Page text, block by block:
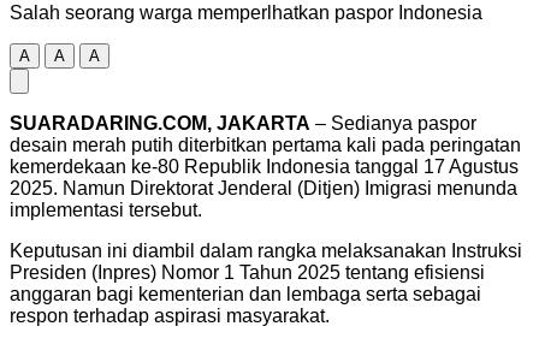
Salah seorang warga memperlhatkan paspor Indonesia
A A A
SUARADARING.COM, JAKARTA – Sedianya paspor
desain merah putih diterbitkan pertama kali pada peringatan
kemerdekaan ke-80 Republik Indonesia tanggal 17 Agustus
2025. Namun Direktorat Jenderal (Ditjen) Imigrasi menunda
implementasi tersebut.
Keputusan ini diambil dalam rangka melaksanakan Instruksi
Presiden (Inpres) Nomor 1 Tahun 2025 tentang efisiensi
anggaran bagi kementerian dan lembaga serta sebagai
respon terhadap aspirasi masyarakat.